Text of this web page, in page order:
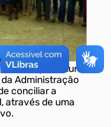
a prefeitura
Administração
conciliar a
através de uma